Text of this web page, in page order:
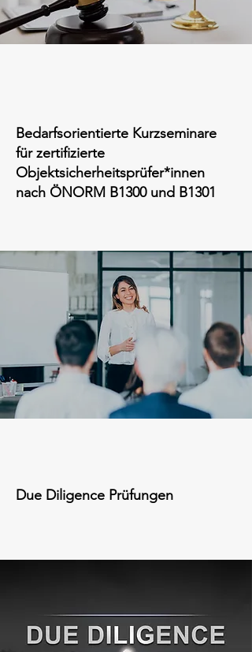
Bedarfsorientierte Kurzseminare
für zertifizierte
Objektsicherheitsprüfer*innen
nach ÖNORM B1300 und B1301
Due Diligence Prüfungen